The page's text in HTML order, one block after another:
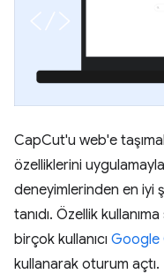
CapCut'u web'e
özelliklerini
deneyimlerinden en iyi
tanıdı. Özellik
birçok kullanıcı Google
kullanarak oturum açtı.